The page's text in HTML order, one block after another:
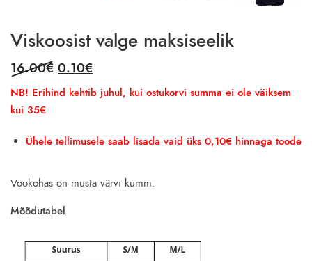
Viskoosist valge maksiseelik
16.00€ Original
price
0.10€
price
is:
NB! Erihind kehtib juhul, kui ostukorvi summa ei ole väiksem
kui 35€
Ühele tellimusele saab lisada vaid üks 0,10€ hinnaga toode
Vöökohas on musta värvi kumm.
Mõõdutabel